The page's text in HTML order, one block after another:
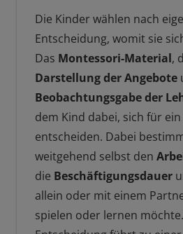
Die Kinder wählen nach
Entscheidung, womit sie
Das Montessori-Material,
Darstellung der Angebote
Beobachtungsgabe der
dem Kind dabei, sich für
entscheiden. Dabei
weitgehend selbst den
die Beschäftigungsdauer
allein oder mit einem
spielen oder lernen